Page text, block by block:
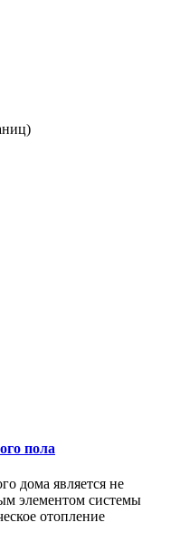
пола
дома является не
элементом системы
отопление